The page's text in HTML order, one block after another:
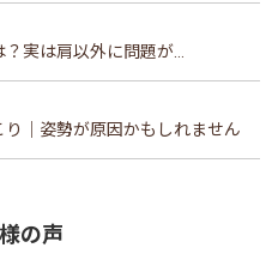
実は肩以外に問題が...
｜姿勢が原因かもしれません
の声